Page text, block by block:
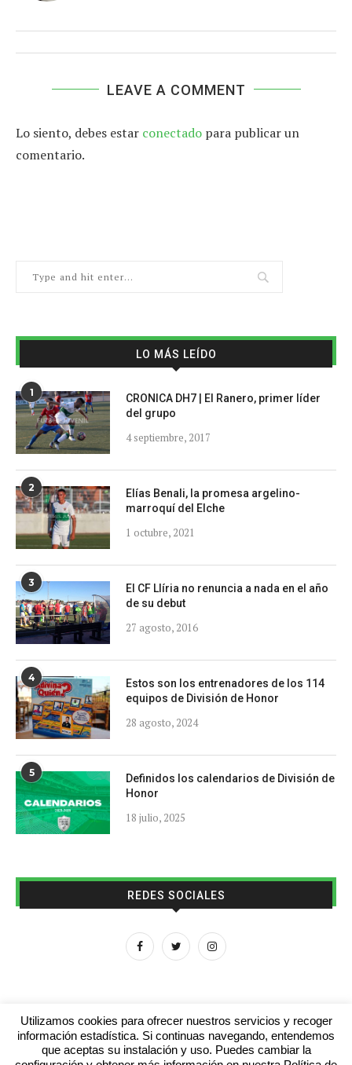
LEAVE A COMMENT
Lo siento, debes estar conectado para publicar un
comentario.
LO MÁS LEÍDO
1
CRONICA DH7 | El Ranero, primer líder
del grupo
4 septiembre, 2017
2
Elías Benali, la promesa argelino-
marroquí del Elche
1 octubre, 2021
3
El CF Llíria no renuncia a nada en el año
de su debut
27 agosto, 2016
4
Estos son los entrenadores de los 114
equipos de División de Honor
28 agosto, 2024
5
Definidos los calendarios de División de
Honor
18 julio, 2025
REDES SOCIALES
Aviso legal Contacto Colabora con nosotros
Utilizamos cookies para ofrecer nuestros servicios y recoger
información estadística. Si continuas navegando, entendemos
que aceptas su instalación y uso. Puedes cambiar la